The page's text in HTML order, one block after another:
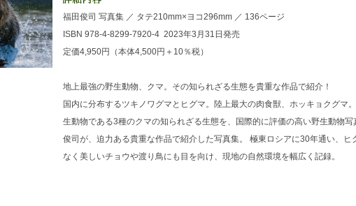
福田俊司 写真集 ／ タテ210mm×ヨコ296mm ／ 136ページ
ISBN 978-4-8299-7920-4 2023年3月31日発売
定価4,950円（本体4,500円＋10％税）
地上最強の野生動物、クマ。その知られざる生態を貴重な作品で紹介！
国内に分布するツキノワグマとヒグマ。陸上最大の肉食獣、ホッキョクグマ
生動物である3種のクマの知られざる生態を、国際的に評価の高い野生動物写
俊司が、迫力ある貴重な作品で紹介した写真集。 極東ロシアに30年通い、ヒ
なく美しいチョウや渡り鳥にも目を向け、現地の自然環境を幅広く記録。